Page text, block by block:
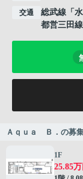
交通 総武線 「
都営三田線
Ａｑｕａ Ｂ．の募
1F
25.85